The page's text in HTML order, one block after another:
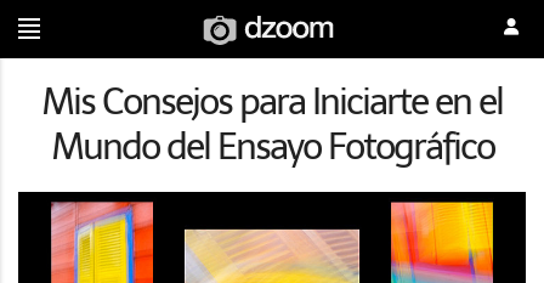
Mis Consejos para Iniciarte en el
Mundo del Ensayo Fotográfico